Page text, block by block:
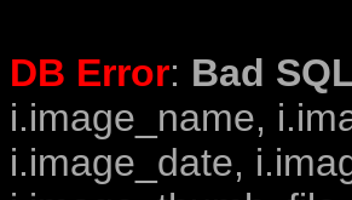
DB Error: Bad
i.image_name,
i.image_date,